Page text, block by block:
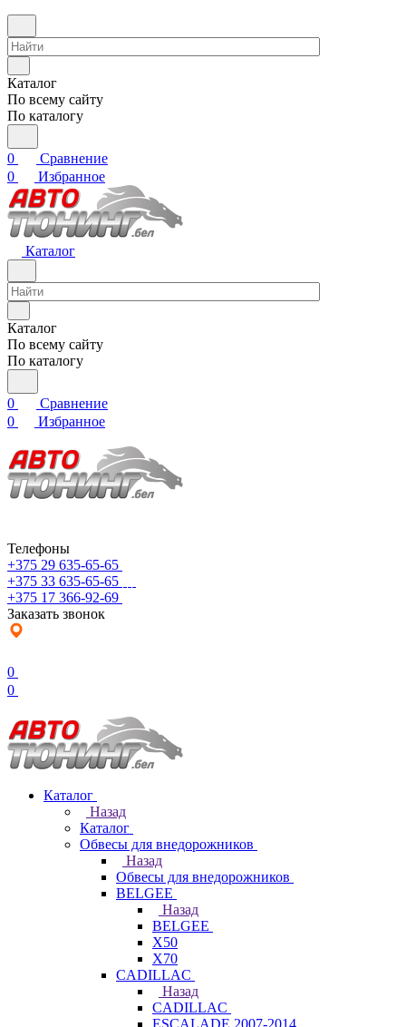
Каталог
По всему сайту
По каталогу
0
Сравнение
0
Избранное
Каталог
Каталог
По всему сайту
По каталогу
0
Сравнение
0
Избранное
Телефоны
+375 29 635-65-65
+375 33 635-65-65
+375 17 366-92-69
Заказать звонок
0
0
Каталог
Назад
Каталог
Обвесы для внедорожников
Назад
Обвесы для внедорожников
BELGEE
Назад
BELGEE
X50
X70
CADILLAC
Назад
CADILLAC
ESCALADE 2007-2014